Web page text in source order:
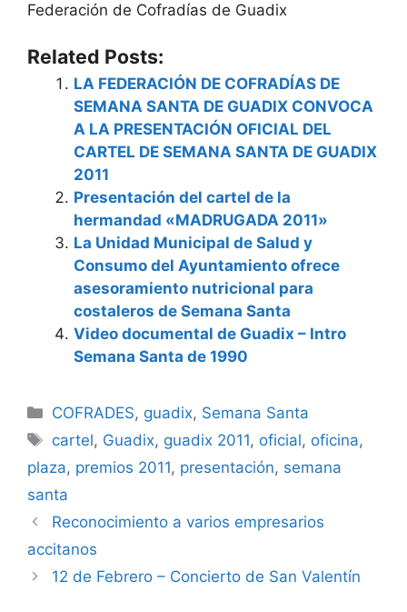
Federación de Cofradías de Guadix
Related Posts:
LA FEDERACIÓN DE COFRADÍAS DE
SEMANA SANTA DE GUADIX CONVOCA
A LA PRESENTACIÓN OFICIAL DEL
CARTEL DE SEMANA SANTA DE GUADIX
2011
Presentación del cartel de la
hermandad «MADRUGADA 2011»
La Unidad Municipal de Salud y
Consumo del Ayuntamiento ofrece
asesoramiento nutricional para
costaleros de Semana Santa
Video documental de Guadix – Intro
Semana Santa de 1990
Categorías
COFRADES, guadix, Semana Santa
Etiquetas
cartel, Guadix, guadix 2011, oficial, oficina,
plaza, premios 2011, presentación, semana
santa
Reconocimiento a varios empresarios
accitanos
12 de Febrero – Concierto de San Valentín